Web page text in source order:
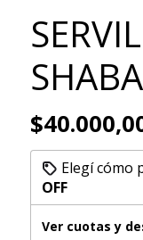
Elegí cómo
OFF
Ver cuotas y